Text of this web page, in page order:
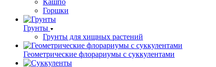
Кашпо
Горшки
Грунты
Грунты для хищных растений
Геометрические флорариумы с суккулентами